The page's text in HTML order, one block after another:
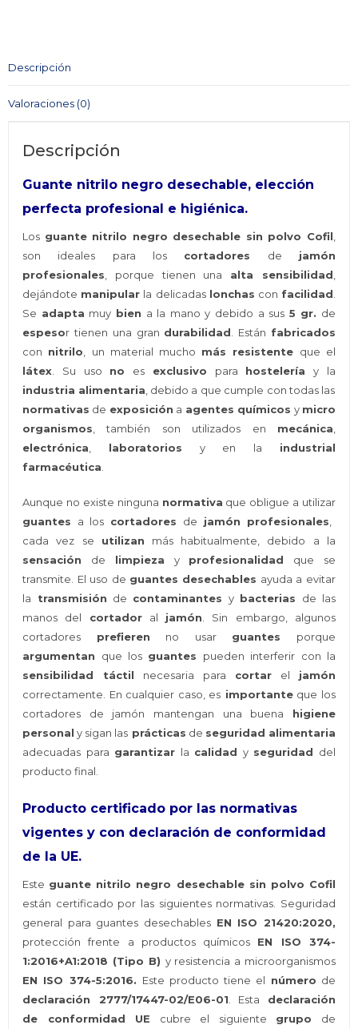
COFIL
Descripción
Valoraciones (0)
Descripción
Guante nitrilo negro desechable, elección
perfecta profesional e higiénica.
Los guante nitrilo negro desechable sin polvo Cofil,
son ideales para los cortadores de jamón
profesionales, porque tienen una alta sensibilidad,
dejándote manipular la delicadas lonchas con facilidad.
Se adapta muy bien a la mano y debido a sus 5 gr. de
espesor tienen una gran durabilidad. Están fabricados
con nitrilo, un material mucho más resistente que el
látex. Su uso no es exclusivo para hostelería y la
industria alimentaria, debido a que cumple con todas las
normativas de exposición a agentes químicos y micro
organismos, también son utilizados en mecánica,
electrónica, laboratorios y en la industrial
farmacéutica.
Aunque no existe ninguna normativa que obligue a utilizar
guantes a los cortadores de jamón profesionales,
cada vez se utilizan más habitualmente, debido a la
sensación de limpieza y profesionalidad que se
transmite. El uso de guantes desechables ayuda a evitar
la transmisión de contaminantes y bacterias de las
manos del cortadoral jamón. Sin embargo, algunos
cortadores prefieren no usar guantes porque
argumentan que los guantes pueden interferir con la
sensibilidad táctil necesaria para cortarel jamón
correctamente. En cualquier caso, es importanteque los
cortadores de jamón mantengan una buena higiene
personal y sigan las prácticas de seguridad alimentaria
adecuadas para garantizar la calidad y seguridad del
producto final.
Producto certificado por las normativas
vigentes y con declaración de conformidad
de la UE.
Este guante nitrilo negro desechable sin polvo Cofil
están certificado por las siguientes normativas. Seguridad
general para guantes desechables EN ISO 21420:2020,
protección frente a productos químicos EN ISO 374-
1:2016+A1:2018 (Tipo B) y resistencia a microorganismos
EN ISO 374-5:2016. Este producto tiene el número de
declaración 2777/17447-02/E06-01. Esta declaración
de conformidad UE cubre el siguiente grupo de